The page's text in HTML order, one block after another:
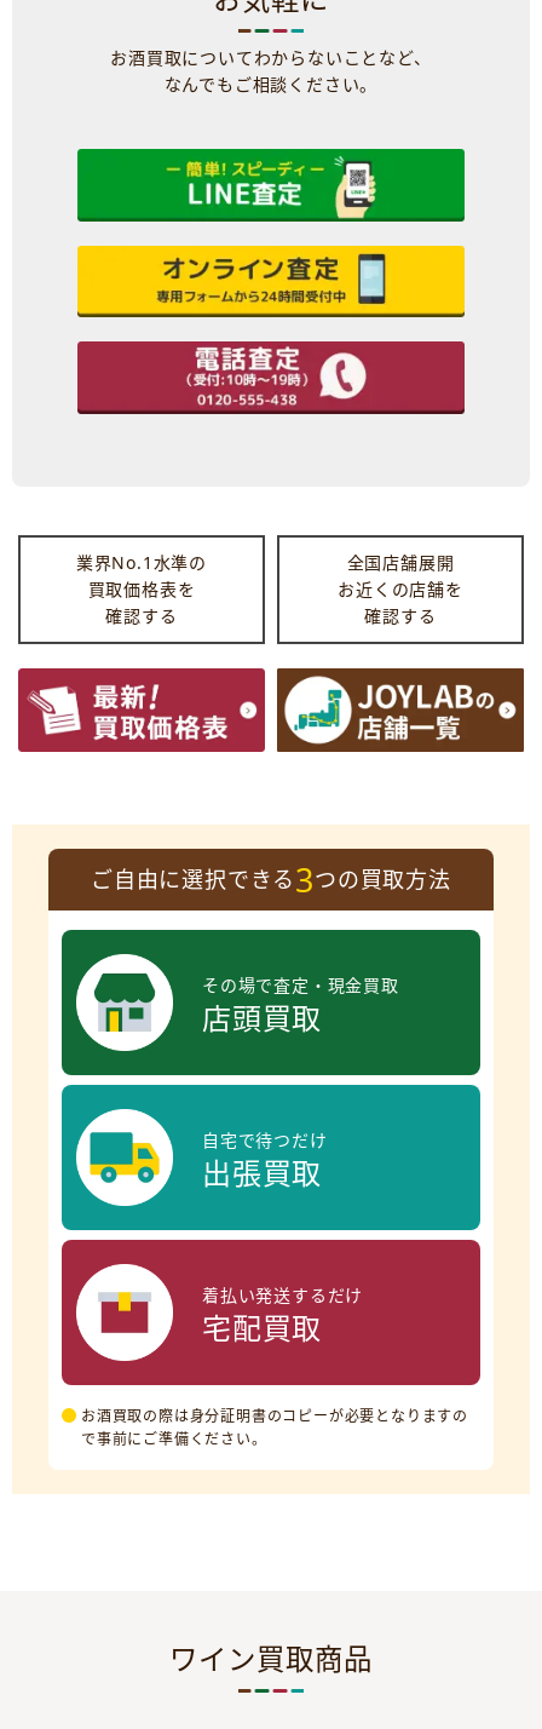
お酒買取についてわからないことなど、
なんでもご相談ください。
業界No.1水準の
買取価格表を
確認する
全国店舗展開
お近くの店舗を
確認する
ご自由に選択できる3つの買取方法
その場で査定・現金買取
店頭買取
自宅で待つだけ
出張買取
着払い発送するだけ
宅配買取
お酒買取の際は身分証明書のコピーが必要となりますの
で事前にご準備ください。
ワイン買取商品